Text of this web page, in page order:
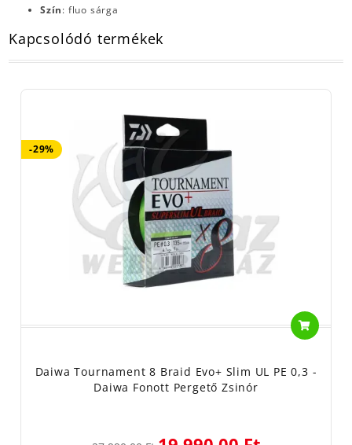
Szín: fluo sárga
Kapcsolódó termékek
-29%
Daiwa Tournament 8 Braid Evo+ Slim UL PE 0,3 -
Daiwa Fonott Pergető Zsinór